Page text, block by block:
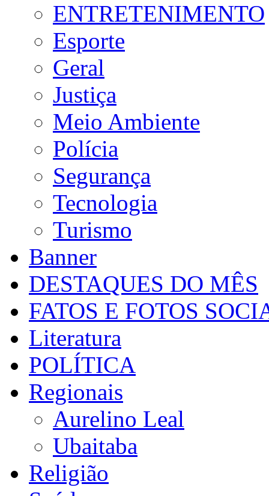
ENTRETENIMENTO
Esporte
Geral
Justiça
Meio Ambiente
Polícia
Segurança
Tecnologia
Turismo
Banner
DESTAQUES DO MÊS
FATOS E FOTOS
Literatura
POLÍTICA
Regionais
Aurelino Leal
Ubaitaba
Religião